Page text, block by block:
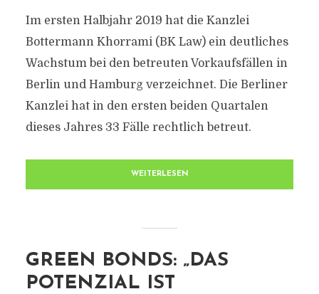
Im ersten Halbjahr 2019 hat die Kanzlei
Bottermann Khorrami (BK Law) ein deutliches
Wachstum bei den betreuten Vorkaufsfällen in
Berlin und Hamburg verzeichnet. Die Berliner
Kanzlei hat in den ersten beiden Quartalen
dieses Jahres 33 Fälle rechtlich betreut.
WEITERLESEN
GREEN BONDS: „DAS
POTENZIAL IST